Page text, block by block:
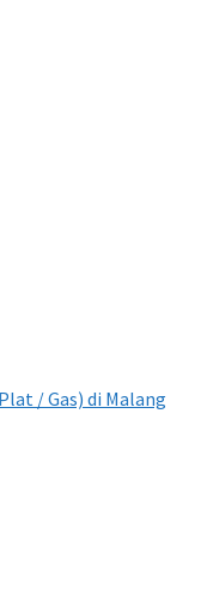
/ Gas) di Malang